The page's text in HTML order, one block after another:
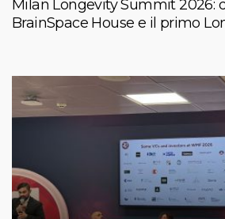
Milan Longevity Summit 2026:
BrainSpace House e il primo